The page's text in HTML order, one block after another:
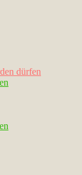
dürfen